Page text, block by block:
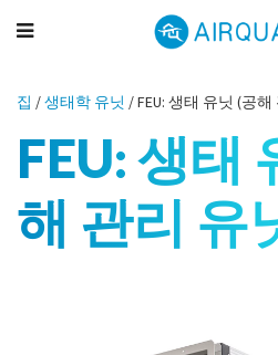
집 /생태학 유닛 /FEU: 생태 유닛 (공
FEU: 생태
해 관리 유